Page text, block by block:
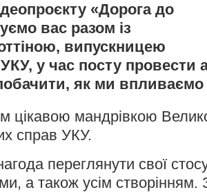
«Дорога до
вас разом із
випускницею
у час посту провести
як ми впливаємо
цікавою мандрівкою
справ УКУ.
переглянути свої
а також усім створінням.